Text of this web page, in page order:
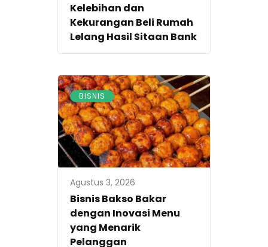
Kelebihan dan
Kekurangan Beli Rumah
Lelang Hasil Sitaan Bank
BISNIS
Agustus 3, 2026
Bisnis Bakso Bakar
dengan Inovasi Menu
yang Menarik
Pelanggan